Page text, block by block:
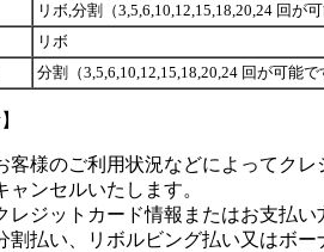
リボ,分割（3,5,6,10,12,15,18,20,24 回が
リボ
分割（3,5,6,10,12,15,18,20,24 回が可能で
客様のご利用状況などによってク
ャンセルいたします。
レジットカード情報またはお支払
割払い、リボルビング払い又はボ